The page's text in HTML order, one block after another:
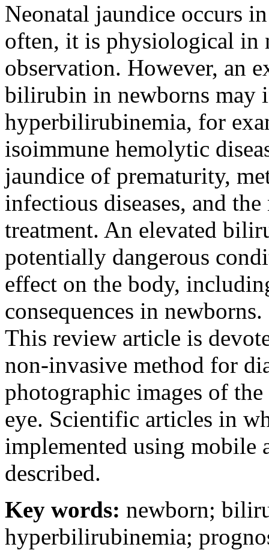
Neonatal jaundice occurs
often, it is physiological in
observation. However, an
bilirubin in newborns may
hyperbilirubinemia, for
isoimmune hemolytic
jaundice of prematurity,
infectious diseases, and
treatment. An elevated
potentially dangerous
effect on the body,
consequences in newborns.
This review article is
non-invasive method for
photographic images of
eye. Scientific articles in
implemented using mobile
described.
Key words: newborn;
hyperbilirubinemia;